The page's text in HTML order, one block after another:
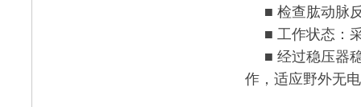
■ 检查肱动脉
■ 工作状态：
■ 经过稳压器
作，适应野外